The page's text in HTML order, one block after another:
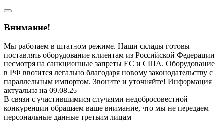
Внимание!
Мы работаем в штатном режиме. Наши склады готовы
поставлять оборудование клиентам из Российской Федерации
несмотря на санкционные запреты ЕС и США. Оборудование
в РФ ввозится легально благодаря новому законодательству с
параллельным импортом. Звоните и уточняйте! Информация
актуальна на 09.08.26
В связи с участившимися случаями недобросовестной
конкуренции обращаем ваше внимание, что мы не передаем
персональные данные третьим лицам